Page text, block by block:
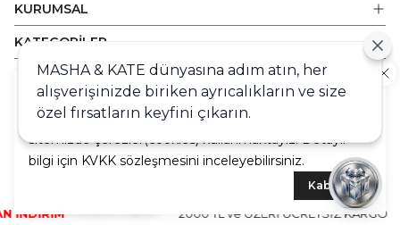
Cookie
Sizlere en iyi alışveriş deneyimini sunabilmek adına
sitemizde çerezler(cookies) kullanmaktayız. Detaylı
bilgi için KVKK sözleşmesini inceleyebilirsiniz.
Kabul Et
İNDİRİM 2000 TL ve ÜZERİ ÜCRETSİZ KARGO
KURUMSAL
KATEGORİLER
ALIŞVERİŞ
DESTEK
MASHA & KATE dünyasına adım atın, her
alışverişinizde biriken ayrıcalıkların ve size
özel fırsatların keyfini çıkarın.